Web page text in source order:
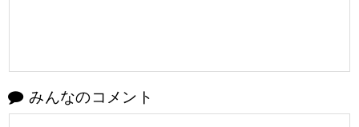
みんなのコメント